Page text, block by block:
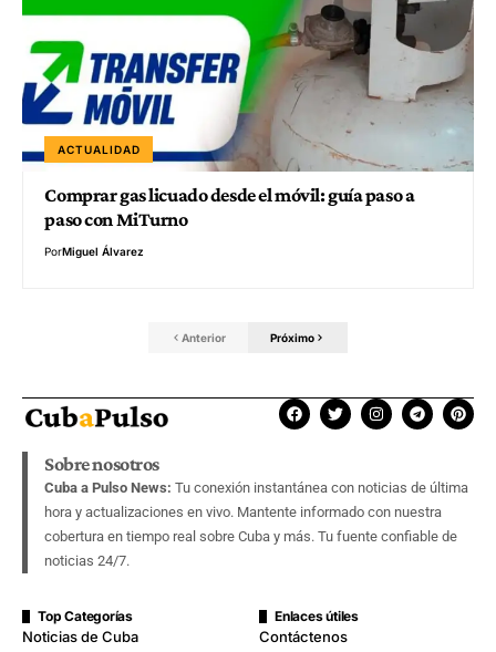
ACTUALIDAD
Comprar gas licuado desde el móvil: guía paso a
paso con MiTurno
PorMiguel Álvarez
Anterior Próximo
Sobre nosotros
Cuba a Pulso News: Tu conexión instantánea con noticias de última
hora y actualizaciones en vivo. Mantente informado con nuestra
cobertura en tiempo real sobre Cuba y más. Tu fuente confiable de
noticias 24/7.
Top Categorías
Noticias de Cuba
Enlaces útiles
Contáctenos